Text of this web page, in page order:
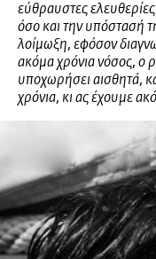
εύθραυστες
όσο και την υπόστασή
λοίμωξη, εφόσον
ακόμα χρόνια νόσος, ο
υποχωρήσει αισθητά,
χρόνια, κι ας έχουμε